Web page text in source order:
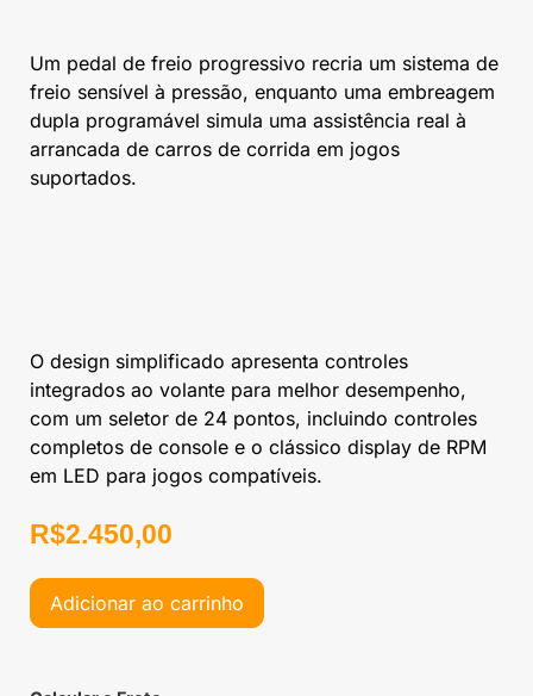
Um pedal de freio progressivo recria um sistema de
freio sensível à pressão, enquanto uma embreagem
dupla programável simula uma assistência real à
arrancada de carros de corrida em jogos
suportados.
O design simplificado apresenta controles
integrados ao volante para melhor desempenho,
com um seletor de 24 pontos, incluindo controles
completos de console e o clássico display de RPM
em LED para jogos compatíveis.
R$2.450,00
Adicionar ao carrinho